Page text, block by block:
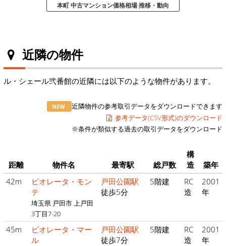
本町 中古マンション価格相場 推移・動向
近隣の物件
ル・シェール弐番館の近隣には以下のような物件があります。
NEW
近隣物件の参考取引データをダウンロードできます
参考データ(CSV形式)のダウンロード
※条件が類似する過去の取引データをダウンロード
距離 物件名 最寄駅 総戸数
構
造
築年
42m
ビオレータ・モン
テ
埼玉県 戸田市 上戸田
3丁目7-20
戸田公園駅
徒歩5分
5階建
RC
造
2001
年
45m
ビオレータ・マー
ル
戸田公園駅
徒歩7分
5階建
RC
造
2001
年